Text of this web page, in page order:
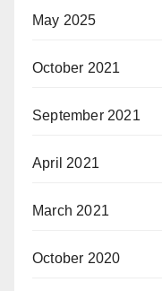
May 2025
October 2021
September 2021
April 2021
March 2021
October 2020